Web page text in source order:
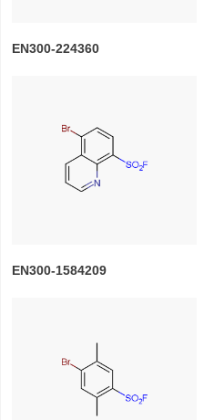
EN300-224360
EN300-1584209